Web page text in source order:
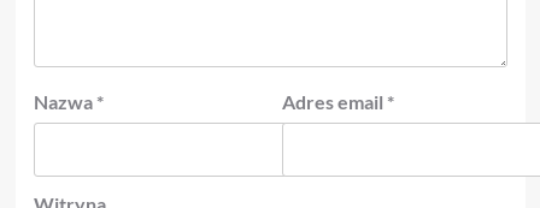
Nazwa * Adres email *